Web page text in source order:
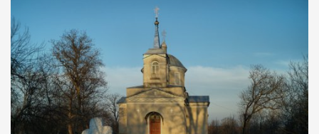
старовинний цвинтар із кам’яними хрестами. Всі епітафії, які
збереглися, написані кирилицею, церковнослов’янською
мовою. За всіма традиційними ознаками – цвинтар
український. Хрести датуються 19 століттям. У 1924-1940
роках Болган […]